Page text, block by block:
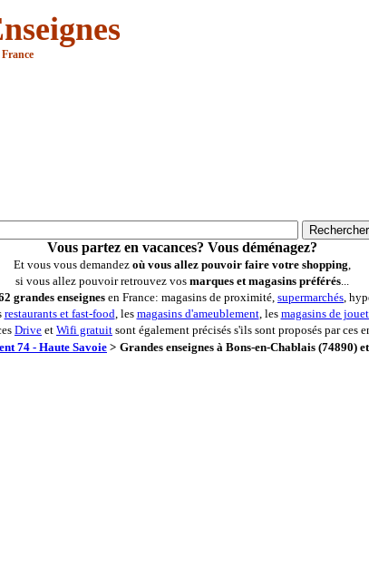
Vous partez en vacances? Vous déménagez?
Et vous vous demandez où vous allez pouvoir faire votre shopping,
si vous allez pouvoir retrouvez vos marques et magasins préférés...
grandes enseignes en France: magasins de proximité, supermarchés,
restaurants et fast-food, les magasins d'ameublement, les magasins de
Drive et Wifi gratuit sont également précisés s'ils sont proposés par ces
74 - Haute Savoie > Grandes enseignes à Bons-en-Chablais (74890)